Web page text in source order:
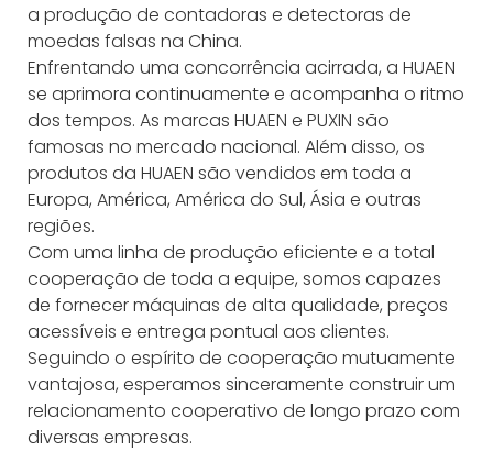
a produção de contadoras e detectoras de
moedas falsas na China.
Enfrentando uma concorrência acirrada, a HUAEN
se aprimora continuamente e acompanha o ritmo
dos tempos. As marcas HUAEN e PUXIN são
famosas no mercado nacional. Além disso, os
produtos da HUAEN são vendidos em toda a
Europa, América, América do Sul, Ásia e outras
regiões.
Com uma linha de produção eficiente e a total
cooperação de toda a equipe, somos capazes
de fornecer máquinas de alta qualidade, preços
acessíveis e entrega pontual aos clientes.
Seguindo o espírito de cooperação mutuamente
vantajosa, esperamos sinceramente construir um
relacionamento cooperativo de longo prazo com
diversas empresas.